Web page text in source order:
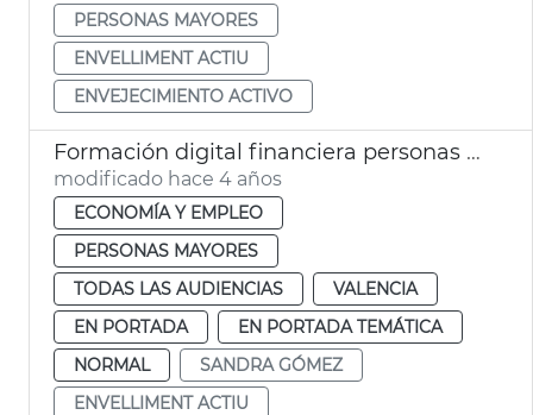
PERSONAS MAYORES
ENVELLIMENT ACTIU
ENVEJECIMIENTO ACTIVO
Formación digital financiera personas mayores
modificado hace 4 años
ECONOMÍA Y EMPLEO
PERSONAS MAYORES
TODAS LAS AUDIENCIAS
VALENCIA
EN PORTADA
EN PORTADA TEMÁTICA
NORMAL
SANDRA GÓMEZ
ENVELLIMENT ACTIU